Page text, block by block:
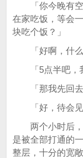
「你今晚有空
在家吃饭，等会一
块吃个饭？」
「好啊，什么
「5点半吧，我
「那我先回去
「好，待会见
两个小时后，
是被全部打通的一
整层，十分的宽